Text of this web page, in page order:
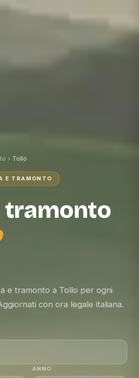
› Tollo
E TRAMONTO
tramonto
e tramonto a Tollo per ogni
con ora legale italiana.
ANNO